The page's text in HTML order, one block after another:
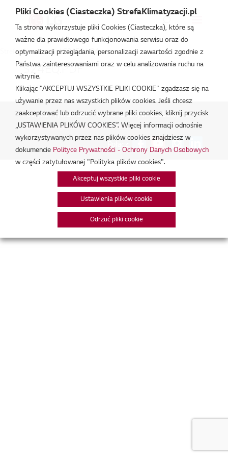
Strefa Klimatyzacji /S24EQ.U24
S24EQ.PDF
lut 18, 2026
Polityka Prywatności - Ochrona danych osobowych.|
Zarządzaj zgodami na pliki cookie
Połącz:
Pliki Cookies (Ciasteczka) StrefaKlimatyzacji.pl
Ta strona wykorzystuje pliki Cookies (Ciasteczka), które są
ważne dla prawidłowego funkcjonowania serwisu oraz do
optymalizacji przeglądania, personalizacji zawartości zgodnie z
Państwa zainteresowaniami oraz w celu analizowania ruchu na
witrynie.
Klikając "AKCEPTUJ WSZYSTKIE PLIKI COOKIE" zgadzasz się na
używanie przez nas wszystkich plików cookies. Jeśli chcesz
zaakceptować lub odrzucić wybrane pliki cookies, kliknij przycisk
„USTAWIENIA PLIKÓW COOKIES”. Więcej informacji odnośnie
wykorzystywanych przez nas plików cookies znajdziesz w
dokumencie Polityce Prywatności - Ochrony Danych Osobowych
w części zatytułowanej "Polityka plików cookies".
Akceptuj wszystkie pliki cookie
Ustawienia plików cookie
Odrzuć pliki cookie